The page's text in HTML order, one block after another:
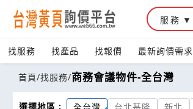
服務
找服務 找產品 找報價 最新詢價需求
首頁/找服務/商務會議物件-全台灣
選擇地區 :